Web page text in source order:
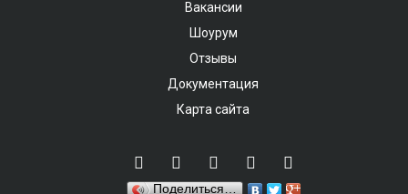
Вакансии
Шоурум
Отзывы
Документация
Карта сайта
Поделиться…